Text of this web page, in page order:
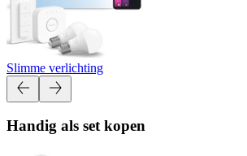
Slimme verlichting
Handig als set kopen